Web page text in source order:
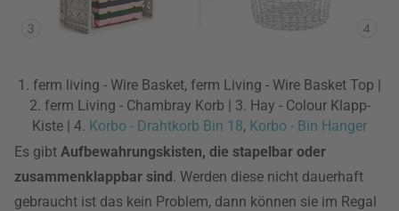
1. ferm living - Wire Basket, ferm Living - Wire Basket Top |
2. ferm Living - Chambray Korb | 3. Hay - Colour Klapp-
Kiste | 4. Korbo - Drahtkorb Bin 18, Korbo - Bin Hanger
Es gibt Aufbewahrungskisten, die stapelbar oder
zusammenklappbar sind. Werden diese nicht dauerhaft
gebraucht ist das kein Problem, dann können sie im Regal